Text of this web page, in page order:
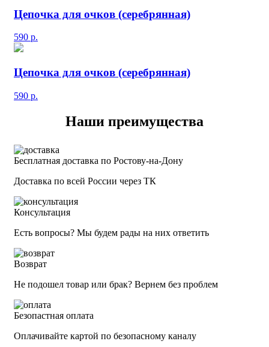
Цепочка для очков (серебрянная)
590 р.
Цепочка для очков (серебрянная)
590 р.
Наши преимущества
Бесплатная доставка по Ростову-на-Дону
Доставка по всей России через ТК
Консультация
Есть вопросы? Мы будем рады на них ответить
Возврат
Не подошел товар или брак? Вернем без проблем
Безопастная оплата
Оплачивайте картой по безопасному каналу